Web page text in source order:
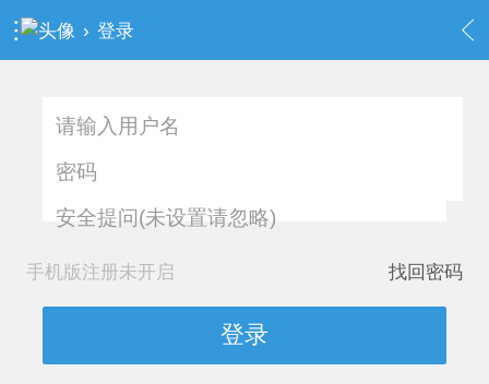
› 登录
安全提问(未设置请忽略)
手机版注册未开启 找回密码
登录